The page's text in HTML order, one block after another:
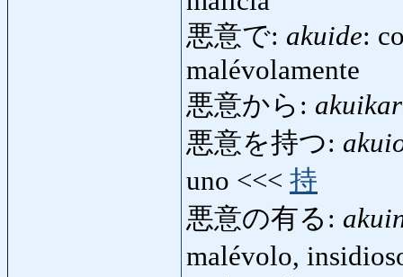
悪意で: akuide:
malévolamente
悪意から:
悪意を持つ:
uno <<< 持
悪意の有る:
malévolo,